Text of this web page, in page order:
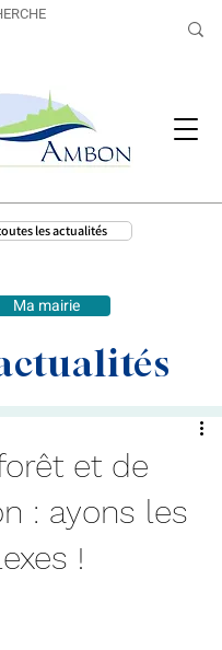
les actualités
Ma mairie
et de
: ayons les
!